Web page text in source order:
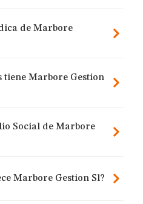
de Marbore
tiene Marbore Gestion
Social de Marbore
Marbore Gestion Sl?